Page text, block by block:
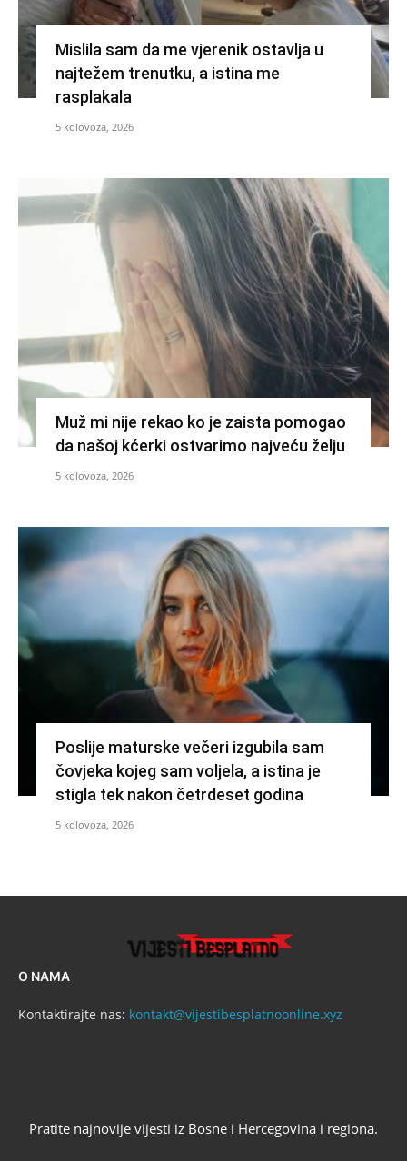
Mislila sam da me vjerenik ostavlja u
najtežem trenutku, a istina me
rasplakala
5 kolovoza, 2026
Muž mi nije rekao ko je zaista pomogao
da našoj kćerki ostvarimo najveću želju
5 kolovoza, 2026
Poslije maturske večeri izgubila sam
čovjeka kojeg sam voljela, a istina je
stigla tek nakon četrdeset godina
5 kolovoza, 2026
O NAMA
Kontaktirajte nas: kontakt@vijestibesplatnoonline.xyz
Pratite najnovije vijesti iz Bosne i Hercegovina i regiona.